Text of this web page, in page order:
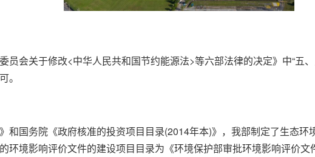
员会关于修改<中华人民共和国节约能源法>等六部法律的决定》中“五
。
和国务院《政府核准的投资项目目录(2014年本)》，我部制定了生态
环境影响评价文件的建设项目目录为《环境保护部审批环境影响评价